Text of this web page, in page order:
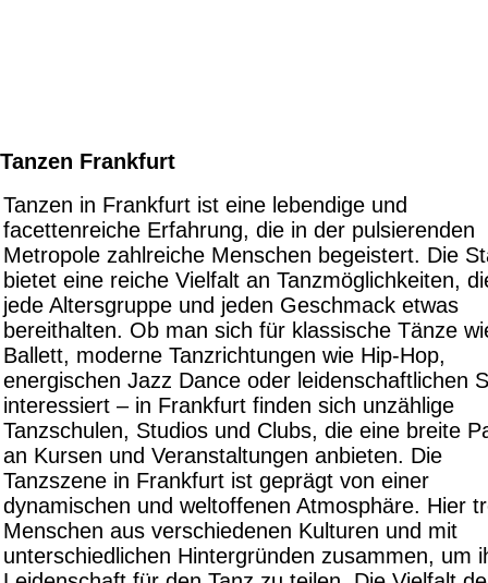
Tanzen Frankfurt
Tanzen in Frankfurt ist eine lebendige und
facettenreiche Erfahrung, die in der pulsierenden
Metropole zahlreiche Menschen begeistert. Die
bietet eine reiche Vielfalt an Tanzmöglichkeiten,
jede Altersgruppe und jeden Geschmack etwas
bereithalten. Ob man sich für klassische Tänze
Ballett, moderne Tanzrichtungen wie Hip-Hop,
energischen Jazz Dance oder leidenschaftlichen
interessiert – in Frankfurt finden sich unzählige
Tanzschulen, Studios und Clubs, die eine breite
an Kursen und Veranstaltungen anbieten. Die
Tanzszene in Frankfurt ist geprägt von einer
dynamischen und weltoffenen Atmosphäre. Hier
Menschen aus verschiedenen Kulturen und mit
unterschiedlichen Hintergründen zusammen, um